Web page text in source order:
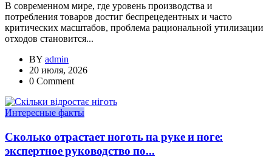
В современном мире, где уровень производства и
потребления товаров достиг беспрецедентных и часто
критических масштабов, проблема рациональной утилизации
отходов становится...
BY admin
20 июля, 2026
0 Comment
Интересные факты
Сколько отрастает ноготь на руке и ноге:
экспертное руководство по...